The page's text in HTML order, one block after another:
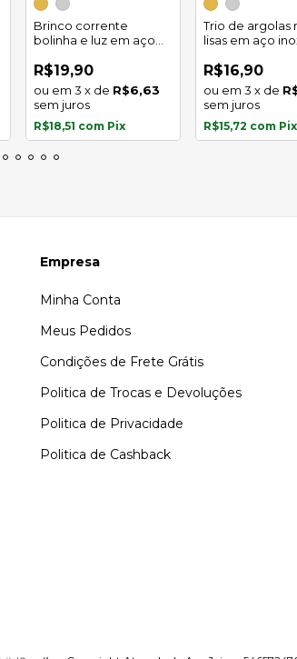
Brinco corrente
bolinha e luz em aço
R$19,90
3 x de R$6,63
sem juros
R$18,51 com Pix
Trio de argolas
lisas em aço
R$16,90
3 x de
sem juros
R$15,72 com Pix
Empresa
Minha Conta
Meus Pedidos
Condições de Frete Grátis
Politica de Trocas e Devoluções
Politica de Privacidade
Politica de Cashback